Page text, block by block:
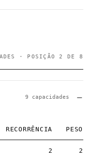
· POSIÇÃO 2 DE 8
9 capacidades
RECORRÊNCIA PESO
2 2